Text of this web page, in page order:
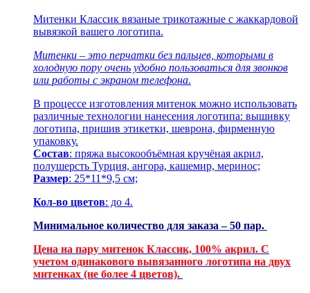
Митенки Классик вязаные трикотажные с жаккардовой
вывязкой вашего логотипа.
Митенки – это перчатки без пальцев, которыми в
холодную пору очень удобно пользоваться для звонков
или работы с экраном телефона.
В процессе изготовления митенок можно использовать
различные технологии нанесения логотипа: вышивку
логотипа, пришив этикетки, шеврона, фирменную
упаковку.
Состав: пряжа высокообъёмная кручёная акрил,
полушерсть Турция, ангора, кашемир, меринос;
Размер: 25*11*9,5 см;
Кол-во цветов: до 4.
Минимальное количество для заказа – 50 пар.
Цена на пару митенок Классик, 100% акрил. С
учетом одинакового вывязанного логотипа на двух
митенках (не более 4 цветов).